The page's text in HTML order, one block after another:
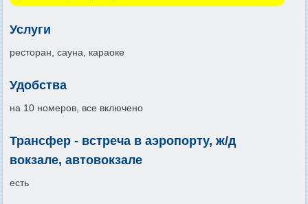
Услуги
ресторан, сауна, караоке
Удобства
на 10 номеров, все включено
Трансфер - встреча в аэропорту, ж/д
вокзале, автовокзале
есть